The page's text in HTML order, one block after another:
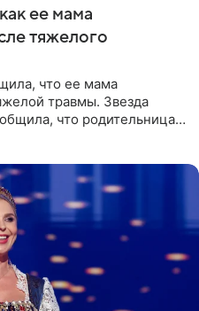
ее мама
тяжелого
что ее мама
травмы. Звезда
что родительница